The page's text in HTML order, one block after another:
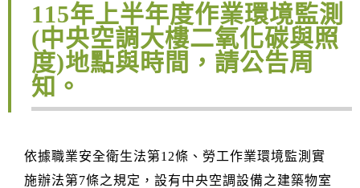
115年上半年度作業環境監測
(中央空調大樓二氧化碳與照
度)地點與時間，請公告周
知。
依據職業安全衛生法第12條、勞工作業環境監測實
施辦法第7條之規定，設有中央空調設備之建築物室